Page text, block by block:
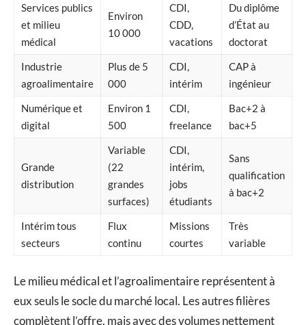
Services publics
et milieu
médical
Environ
10 000
CDI,
CDD,
vacations
Du diplôme
d’État au
doctorat
Industrie
agroalimentaire
Plus de 5
000
CDI,
intérim
CAP à
ingénieur
Numérique et
digital
Environ 1
500
CDI,
freelance
Bac+2 à
bac+5
Grande
distribution
Variable
(22
grandes
surfaces)
CDI,
intérim,
jobs
étudiants
Sans
qualification
à bac+2
Intérim tous
secteurs
Flux
continu
Missions
courtes
Très
variable
Le milieu médical et l’agroalimentaire représentent à
eux seuls le socle du marché local. Les autres filières
complètent l’offre, mais avec des volumes nettement